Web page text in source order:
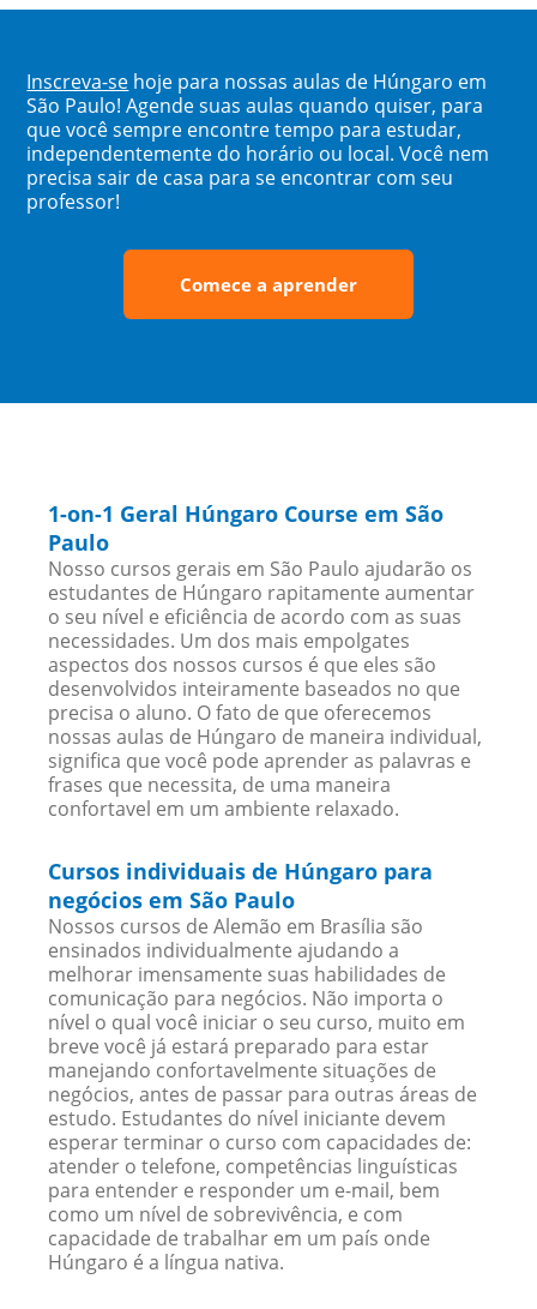
Inscreva-se hoje para nossas aulas de Húngaro em
São Paulo! Agende suas aulas quando quiser, para
que você sempre encontre tempo para estudar,
independentemente do horário ou local. Você nem
precisa sair de casa para se encontrar com seu
professor!
Comece a aprender
1-on-1 Geral Húngaro Course em São
Paulo
Nosso cursos gerais em São Paulo ajudarão os
estudantes de Húngaro rapitamente aumentar
o seu nível e eficiência de acordo com as suas
necessidades. Um dos mais empolgates
aspectos dos nossos cursos é que eles são
desenvolvidos inteiramente baseados no que
precisa o aluno. O fato de que oferecemos
nossas aulas de Húngaro de maneira individual,
significa que você pode aprender as palavras e
frases que necessita, de uma maneira
confortavel em um ambiente relaxado.
Cursos individuais de Húngaro para
negócios em São Paulo
Nossos cursos de Alemão em Brasília são
ensinados individualmente ajudando a
melhorar imensamente suas habilidades de
comunicação para negócios. Não importa o
nível o qual você iniciar o seu curso, muito em
breve você já estará preparado para estar
manejando confortavelmente situações de
negócios, antes de passar para outras áreas de
estudo. Estudantes do nível iniciante devem
esperar terminar o curso com capacidades de:
atender o telefone, competências linguísticas
para entender e responder um e-mail, bem
como um nível de sobrevivência, e com
capacidade de trabalhar em um país onde
Húngaro é a língua nativa.